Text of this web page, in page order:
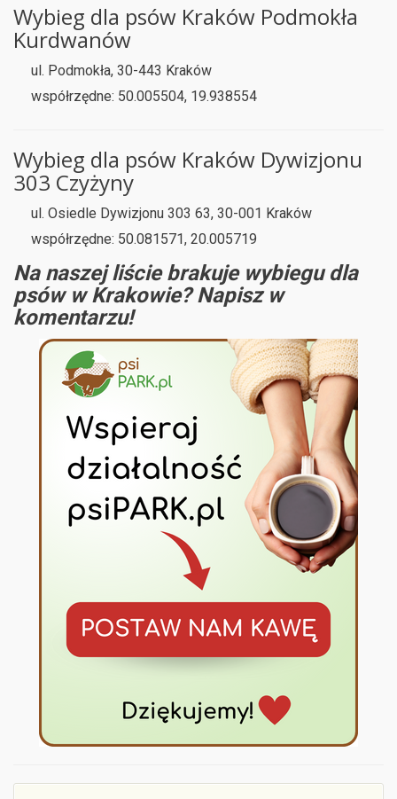
Wybieg dla psów Kraków Podmokła
Kurdwanów
ul. Podmokła, 30-443 Kraków
współrzędne: 50.005504, 19.938554
Wybieg dla psów Kraków Dywizjonu
303 Czyżyny
ul. Osiedle Dywizjonu 303 63, 30-001 Kraków
współrzędne: 50.081571, 20.005719
Na naszej liście brakuje wybiegu dla
psów w Krakowie? Napisz w
komentarzu!